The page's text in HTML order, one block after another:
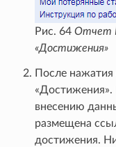
Рис. 64 Отчет
«Достижения»
После
внесению
размещена
достижения.